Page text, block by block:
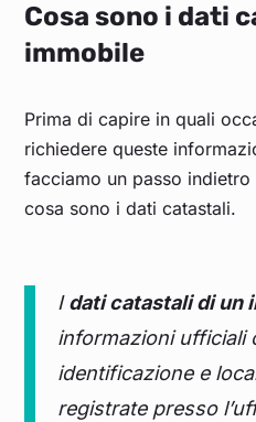
Cosa sono i dati
immobile
Prima di capire in quali
richiedere queste
facciamo un passo
cosa sono i dati catastali.
Idati catastali di un
informazioni ufficiali
identificazione e
registrate presso